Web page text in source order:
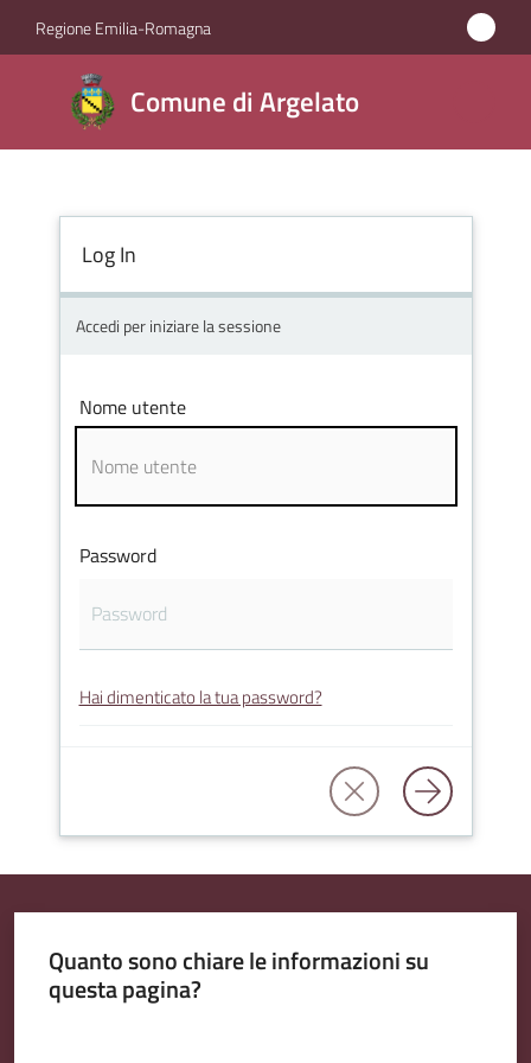
Vai al contenuto
Vai alla navigazione
Vai al footer
Regione Emilia-Romagna
Comune di Argelato
Comune
di
Argelato
Amministrazione
Novità
Servizi
Amministrazione
Seguici
Log In
Accedi per iniziare la sessione
Nome utente
Password
Hai dimenticato la tua password?
Quanto sono chiare le informazioni su
questa pagina?